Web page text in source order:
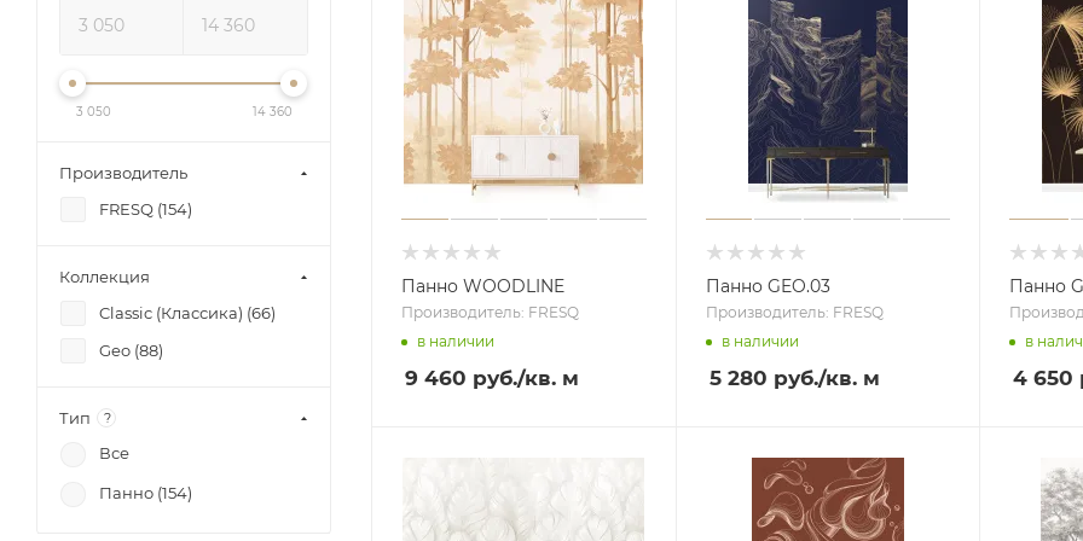
Панно WOODLINE
Производитель: FRESQ
в наличии
9 460 руб./кв. м
Панно GEO.03
Производитель: FRESQ
в наличии
5 280 руб./кв. м
Панно
в
4 650
3 050 14 360
Производитель
FRESQ (154)
Коллекция
Classic (Классика) (66)
Geo (88)
Тип ?
Все
Панно (154)